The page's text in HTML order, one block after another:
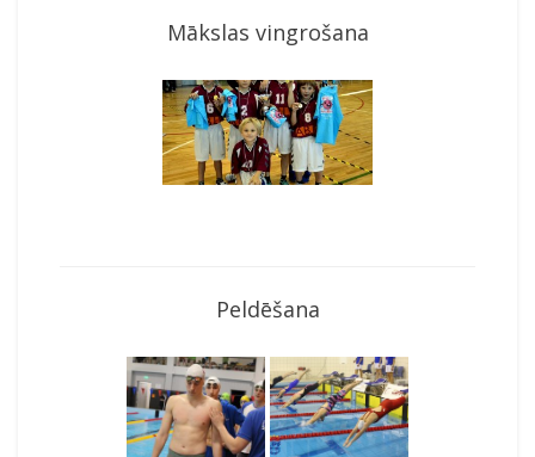
Mākslas vingrošana
Peldēšana